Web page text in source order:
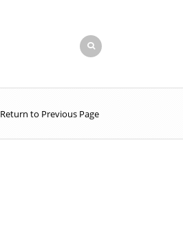
Return to Previous Page